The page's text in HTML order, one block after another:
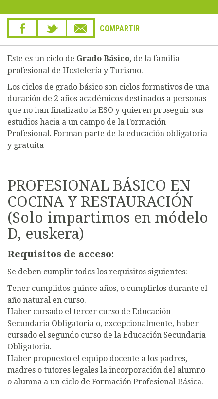
COMPARTIR
Este es un ciclo de Grado Básico, de la familia
profesional de Hostelería y Turismo.
Los ciclos de grado básico son ciclos formativos de una
duración de 2 años académicos destinados a personas
que no han finalizado la ESO y quieren proseguir sus
estudios hacia a un campo de la Formación
Profesional. Forman parte de la educación obligatoria
y gratuita
PROFESIONAL BÁSICO EN
COCINA Y RESTAURACIÓN
(Solo impartimos en módelo
D, euskera)
Requisitos de acceso:
Se deben cumplir todos los requisitos siguientes:
Tener cumplidos quince años, o cumplirlos durante el
año natural en curso.
Haber cursado el tercer curso de Educación
Secundaria Obligatoria o, excepcionalmente, haber
cursado el segundo curso de la Educación Secundaria
Obligatoria.
Haber propuesto el equipo docente a los padres,
madres o tutores legales la incorporación del alumno
o alumna a un ciclo de Formación Profesional Básica.